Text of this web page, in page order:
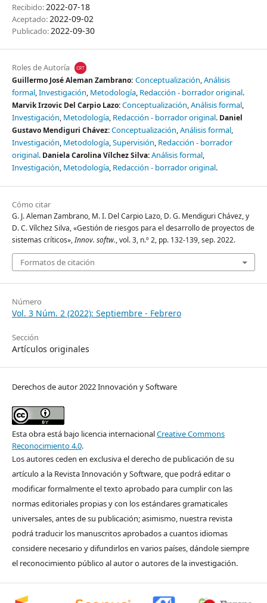
Recibido: 2022-07-18
Aceptado: 2022-09-02
Publicado: 2022-09-30
Roles de Autoría
Guillermo José Aleman Zambrano: Conceptualización Análisis
formal Investigación Metodología Redacción - borrador original
Marvik Irzovic Del Carpio Lazo:Conceptualización Análisis formal
Investigación Metodología Redacción - borrador original Daniel
Gustavo Mendiguri Chávez:Conceptualización Análisis formal
Investigación Metodología Supervisión Redacción - borrador
original Daniela Carolina Vílchez Silva:Análisis formal
Investigación Metodología Redacción - borrador original
Cómo citar
G. J. Aleman Zambrano, M. I. Del Carpio Lazo, D. G. Mendiguri Chávez, y
D. C. Vílchez Silva, «Gestión de riesgos para el desarrollo de proyectos de
sistemas críticos»,Innov. softw., vol. 3, n.º 2, pp. 132-139, sep. 2022.
Formatos de citación
Número
Vol. 3 Núm. 2 (2022): Septiembre - Febrero
Sección
Artículos originales
Derechos de autor 2022 Innovación y Software
Esta obra está bajo licencia internacionalCreative Commons
Reconocimiento 4.0.
Los autores ceden en exclusiva el derecho de publicación de su
artículo a la Revista Innovación y Software, que podrá editar o
modificar formalmente el texto aprobado para cumplir con las
normas editoriales propias y con los estándares gramaticales
universales, antes de su publicación; asimismo, nuestra revista
podrá traducir los manuscritos aprobados a cuantos idiomas
considere necesario y difundirlos en varios países, dándole siempre
el reconocimiento público al autor o autores de la investigación.